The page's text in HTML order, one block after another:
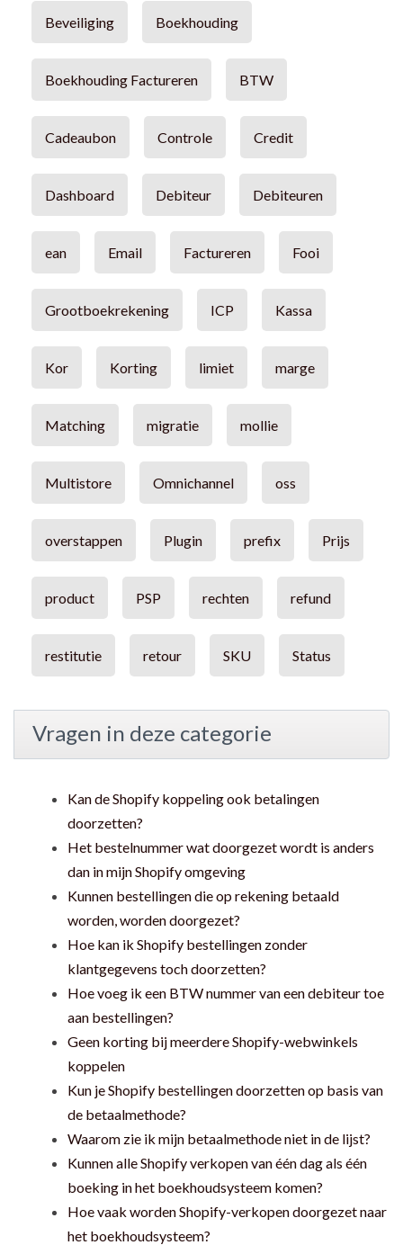
Beveiliging Boekhouding
Boekhouding Factureren BTW
Cadeaubon Controle Credit
Dashboard Debiteur Debiteuren
ean Email Factureren Fooi
Grootboekrekening ICP Kassa
Kor Korting limiet marge
Matching migratie mollie
Multistore Omnichannel oss
overstappen Plugin prefix Prijs
product PSP rechten refund
restitutie retour SKU Status
Vragen in deze categorie
Kan de Shopify koppeling ook betalingen
doorzetten?
Het bestelnummer wat doorgezet wordt is anders
dan in mijn Shopify omgeving
Kunnen bestellingen die op rekening betaald
worden, worden doorgezet?
Hoe kan ik Shopify bestellingen zonder
klantgegevens toch doorzetten?
Hoe voeg ik een BTW nummer van een debiteur toe
aan bestellingen?
Geen korting bij meerdere Shopify-webwinkels
koppelen
Kun je Shopify bestellingen doorzetten op basis van
de betaalmethode?
Waarom zie ik mijn betaalmethode niet in de lijst?
Kunnen alle Shopify verkopen van één dag als één
boeking in het boekhoudsysteem komen?
Hoe vaak worden Shopify-verkopen doorgezet naar
het boekhoudsysteem?